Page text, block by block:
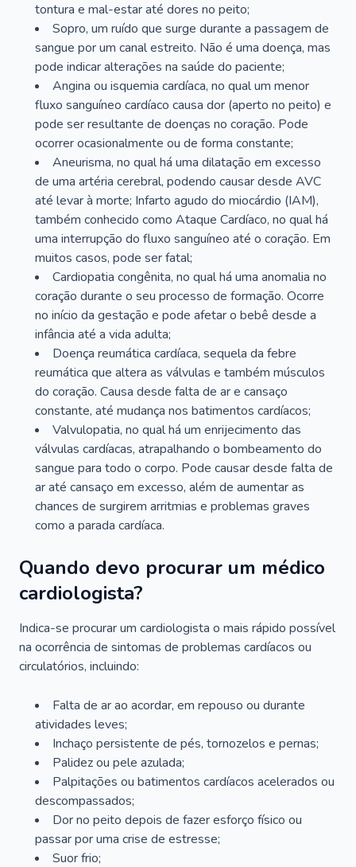
tontura e mal-estar até dores no peito;
Sopro, um ruído que surge durante a passagem de
sangue por um canal estreito. Não é uma doença, mas
pode indicar alterações na saúde do paciente;
Angina ou isquemia cardíaca, no qual um menor
fluxo sanguíneo cardíaco causa dor (aperto no peito) e
pode ser resultante de doenças no coração. Pode
ocorrer ocasionalmente ou de forma constante;
Aneurisma, no qual há uma dilatação em excesso
de uma artéria cerebral, podendo causar desde AVC
até levar à morte; Infarto agudo do miocárdio (IAM),
também conhecido como Ataque Cardíaco, no qual há
uma interrupção do fluxo sanguíneo até o coração. Em
muitos casos, pode ser fatal;
Cardiopatia congênita, no qual há uma anomalia no
coração durante o seu processo de formação. Ocorre
no início da gestação e pode afetar o bebê desde a
infância até a vida adulta;
Doença reumática cardíaca, sequela da febre
reumática que altera as válvulas e também músculos
do coração. Causa desde falta de ar e cansaço
constante, até mudança nos batimentos cardíacos;
Valvulopatia, no qual há um enrijecimento das
válvulas cardíacas, atrapalhando o bombeamento do
sangue para todo o corpo. Pode causar desde falta de
ar até cansaço em excesso, além de aumentar as
chances de surgirem arritmias e problemas graves
como a parada cardíaca.
Quando devo procurar um médico
cardiologista?
Indica-se procurar um cardiologista o mais rápido possível
na ocorrência de sintomas de problemas cardíacos ou
circulatórios, incluindo:
Falta de ar ao acordar, em repouso ou durante
atividades leves;
Inchaço persistente de pés, tornozelos e pernas;
Palidez ou pele azulada;
Palpitações ou batimentos cardíacos acelerados ou
descompassados;
Dor no peito depois de fazer esforço físico ou
passar por uma crise de estresse;
Suor frio;